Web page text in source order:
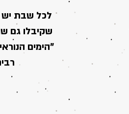
לכל שבת יש
שקיבלו גם
"הימים